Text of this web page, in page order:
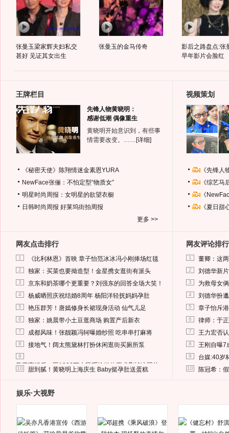
张曼玉梁家辉夫妇私交
甚好 见证其女出生
张曼玉的金马传奇
影后之路盘点:张
早年影片会脸红
王牌栏目
先锋人物黄晓明：
感谢低潮 偶像重生
黄晓明开始意识到，有些事
情需要改变。…… [详细]
《秘密天使》陈翔情迷金素恩YURA
NewFace张俪：不怕定型“物质女”
明星时尚周报：女明星的欲望衣橱
日韩时尚周报 好莱坞街拍周报
更多 >>
视频策划
《先锋
《综艺
《
《夏日
网友点击排行
1 《比利林恩》首映 章子怡范冰冰冯小刚捧场红毯
2 独家：买菜也要拗造型！金星携女逛街有派头
3 京东和奶茶哪个更重要？刘强东的回答全场大笑！
4 杨威晒照庆祝结婚8周年 杨阳洋轻抚妈妈孕肚
5 艳压群芳！唐嫣修身长裙现身活动 仙气儿足
6 独家：姚晨带小土豆逛商场 购置产后新衣
7 成都风味！张靓颖冯轲曝婚纱照 吃串串打麻将
8 接地气！阔太熊黛林打扮休闲逛街买厕所泵
9
马蓉离婚后，砸1000万人民币给媒体要求删掉这照片
10 甜到腻！黄晓明上海庆生 Baby挺孕肚送蛋糕
网友评论排行
1 董卿：这
2 刘德华新
3 为救母女
4 刘德华扮
5 章子怡斥
6 律师：于
7 王力宏否
8 王刚自曝7
9 台媒:40岁
10 陈冠希：
娱乐·大视野